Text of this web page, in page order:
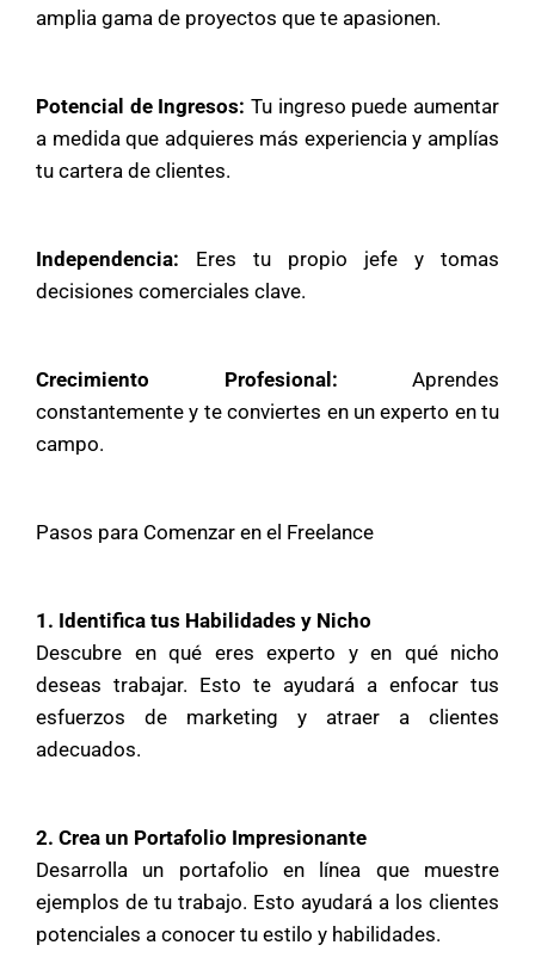
amplia gama de proyectos que te apasionen.
Potencial de Ingresos: Tu ingreso puede aumentar
a medida que adquieres más experiencia y amplías
tu cartera de clientes.
Independencia: Eres tu propio jefe y tomas
decisiones comerciales clave.
Crecimiento Profesional: Aprendes
constantemente y te conviertes en un experto en tu
campo.
Pasos para Comenzar en el Freelance
1. Identifica tus Habilidades y Nicho
Descubre en qué eres experto y en qué nicho
deseas trabajar. Esto te ayudará a enfocar tus
esfuerzos de marketing y atraer a clientes
adecuados.
2. Crea un Portafolio Impresionante
Desarrolla un portafolio en línea que muestre
ejemplos de tu trabajo. Esto ayudará a los clientes
potenciales a conocer tu estilo y habilidades.